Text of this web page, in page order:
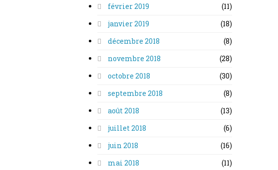
février 2019
(11)
janvier 2019
(18)
décembre 2018
(8)
novembre 2018
(28)
octobre 2018
(30)
septembre 2018
(8)
août 2018
(13)
juillet 2018
(6)
juin 2018
(16)
mai 2018
(11)